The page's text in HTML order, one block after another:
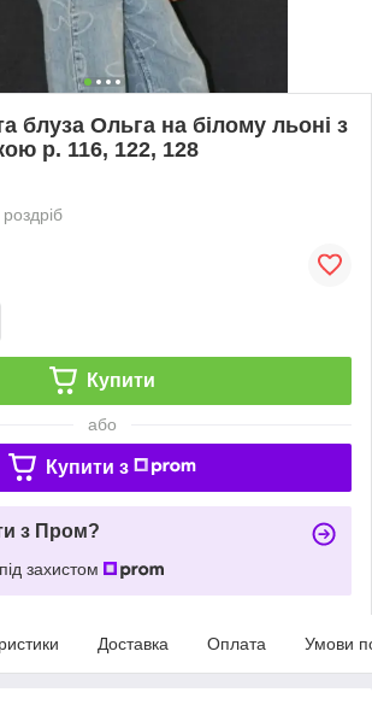
блуза Ольга на білому льоні з
р. 116, 122, 128
Купити
або
Купити з
з Пром?
захистом
Доставка Оплата Умови